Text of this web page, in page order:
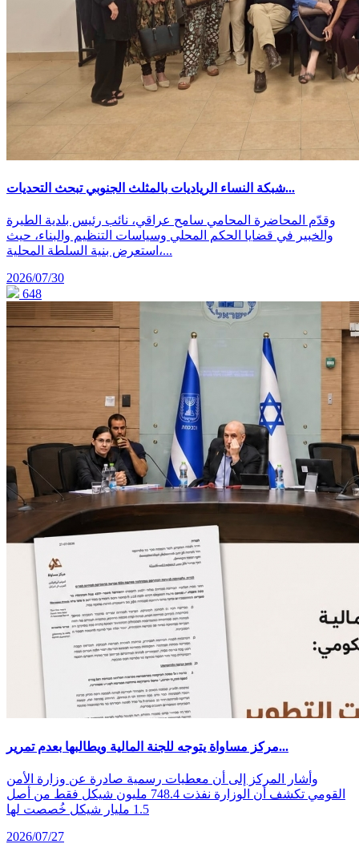
شبكة النساء الرياديات بالمثلث الجنوبي تبحث التحديات...
وقدّم المحاضرة المحامي سامح عراقي، نائب رئيس بلدية الطيرة
والخبير في قضايا الحكم المحلي وسياسات التنظيم والبناء، حيث
استعرض بنية السلطة المحلية،...
2026/07/30
648
مركز مساواة يتوجه للجنة المالية ويطالبها بعدم تمرير...
وأشار المركز إلى أن معطيات رسمية صادرة عن وزارة الأمن
القومي تكشف أن الوزارة نفذت 748.4 مليون شيكل فقط من أصل
1.5 مليار شيكل خُصصت لها
2026/07/27